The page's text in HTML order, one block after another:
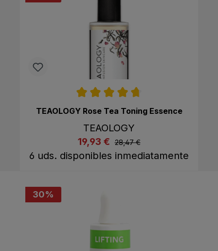
Calificación promedio de 4.7 de 5
TEAOLOGY Rose Tea Toning Essence
TEAOLOGY
listing.listPriceLabel
19,93 € listing.regularPriceLabel
28,47 €
6 uds. disponibles inmediatamente
Comprar ahora A la cesta
30%